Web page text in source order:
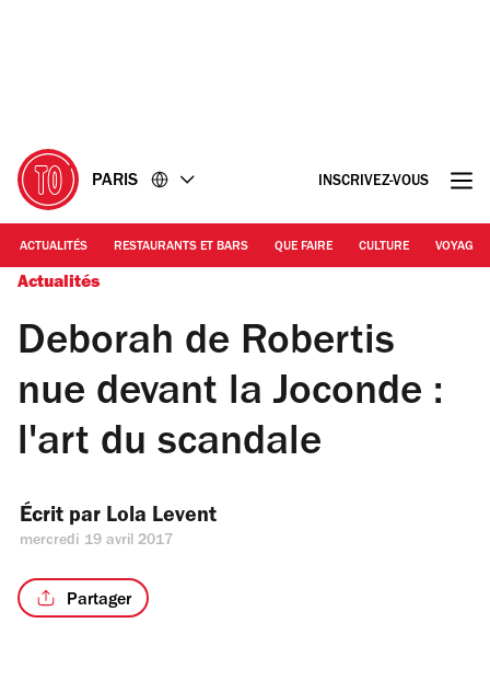
PARIS INSCRIVEZ-VOUS
ACTUALITÉS RESTAURANTS ET BARS QUE FAIRE CULTURE VOYAGE
Actualités
Deborah de Robertis
nue devant la Joconde :
l'art du scandale
Écrit par Lola Levent
mercredi 19 avril 2017
Partager